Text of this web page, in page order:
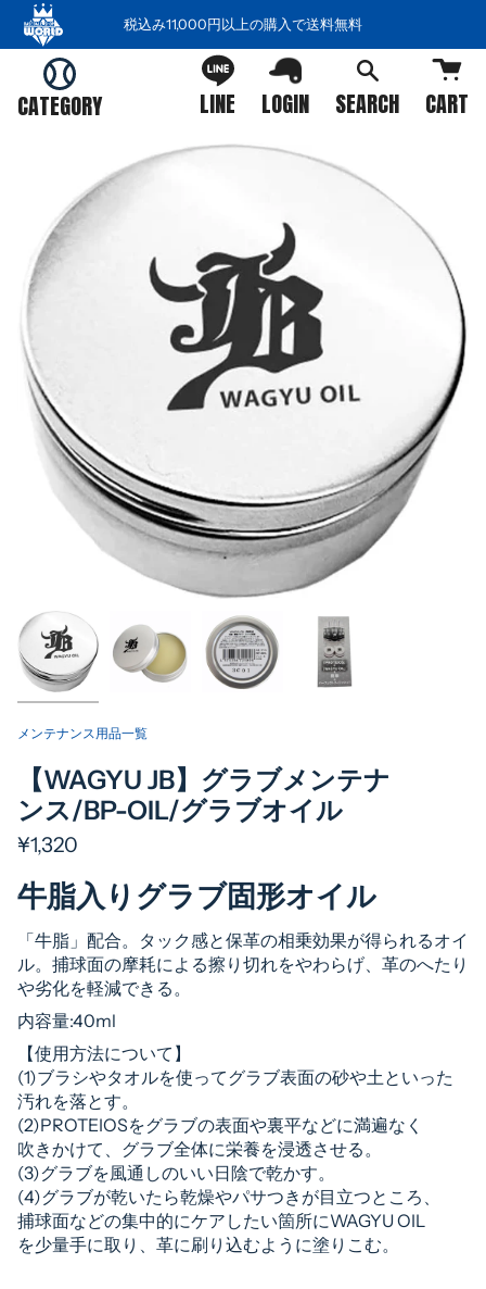
税込み11,000円以上の購入で送料無料
CATEGORY LINE LOGIN SEARCH CART
メンテナンス用品一覧
【WAGYU JB】グラブメンテナ
ンス/BP-OIL/グラブオイル
¥1,320
牛脂入りグラブ固形オイル
「牛脂」配合。タック感と保革の相乗効果が得られるオイ
ル。捕球面の摩耗による擦り切れをやわらげ、革のへたり
や劣化を軽減できる。
内容量:40ml
【使用方法について】
(1)ブラシやタオルを使ってグラブ表面の砂や土といった
汚れを落とす。
(2)PROTEIOSをグラブの表面や裏平などに満遍なく
吹きかけて、グラブ全体に栄養を浸透させる。
(3)グラブを風通しのいい日陰で乾かす。
(4)グラブが乾いたら乾燥やパサつきが目立つところ、
捕球面などの集中的にケアしたい箇所にWAGYU OIL
を少量手に取り、革に刷り込むように塗りこむ。